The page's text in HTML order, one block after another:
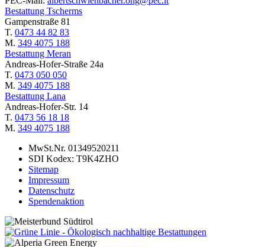
Bestattung Tscherms
Gampenstraße 81
T. 0473 44 82 83
M. 349 4075 188
Bestattung Meran
Andreas-Hofer-Straße 24a
T. 0473 050 050
M. 349 4075 188
Bestattung Lana
Andreas-Hofer-Str. 14
T. 0473 56 18 18
M. 349 4075 188
MwSt.Nr. 01349520211
SDI Kodex: T9K4ZHO
Sitemap
Impressum
Datenschutz
Spendenaktion